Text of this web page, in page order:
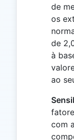
de
os
de
à
ao
com